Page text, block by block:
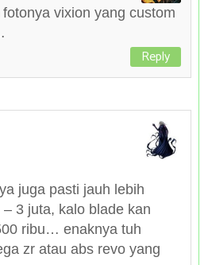
vixion yang custom
Reply
juga pasti jauh lebih
3 juta, kalo blade kan
ribu… enaknya tuh
zr atau abs revo yang